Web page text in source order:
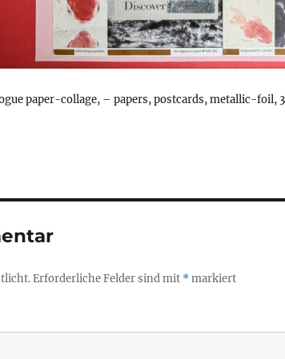
paper-collage, – papers, postcards, metallic-foil,
Erforderliche Felder sind mit *markiert